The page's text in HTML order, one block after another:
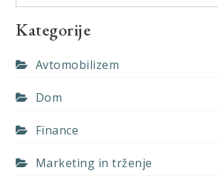
Kategorije
Avtomobilizem
Dom
Finance
Marketing in trženje